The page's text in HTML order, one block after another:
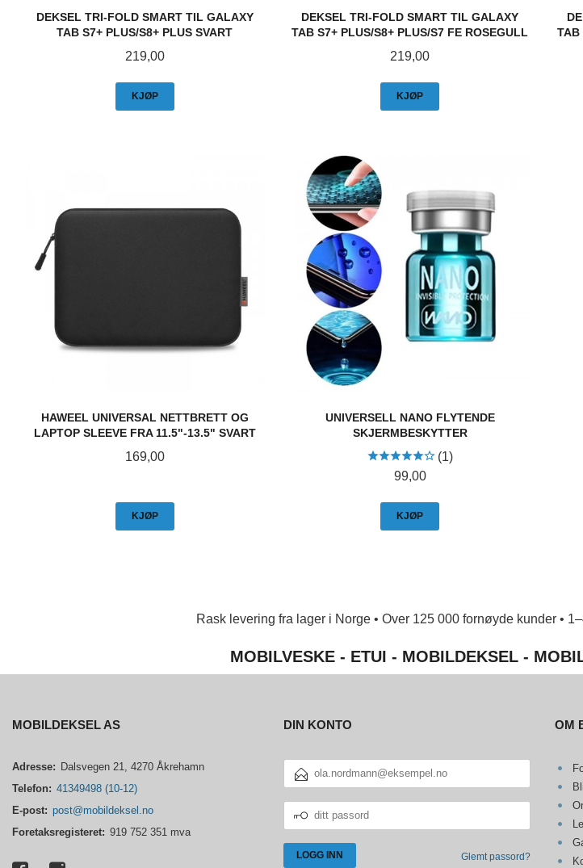
DEKSEL TRI-FOLD SMART TIL GALAXY
TAB S7+ PLUS/S8+ PLUS SVART
Pris
219,00
KJØP
DEKSEL TRI-FOLD SMART TIL GALAXY
TAB S7+ PLUS/S8+ PLUS/S7 FE ROSEGULL
Pris
219,00
KJØP
TAB
HAWEEL UNIVERSAL NETTBRETT OG
LAPTOP SLEEVE FRA 11.5"-13.5" SVART
Pris
169,00
KJØP
UNIVERSELL NANO FLYTENDE
SKJERMBESKYTTER
(1)
Pris
99,00
KJØP
Rask levering fra lager i Norge • Over 125 000 fornøyde kunder •
MOBILVESKE - ETUI - MOBILDEKSEL -
MOBILDEKSEL AS
Adresse: Dalsvegen 21, 4270 Åkrehamn
Telefon: 41349498 (10-12)
E-post: post@mobildeksel.no
Foretaksregisteret: 919 752 351 mva
DIN KONTO
POSTADRESSE
PASSORD
Glemt passord?
OM